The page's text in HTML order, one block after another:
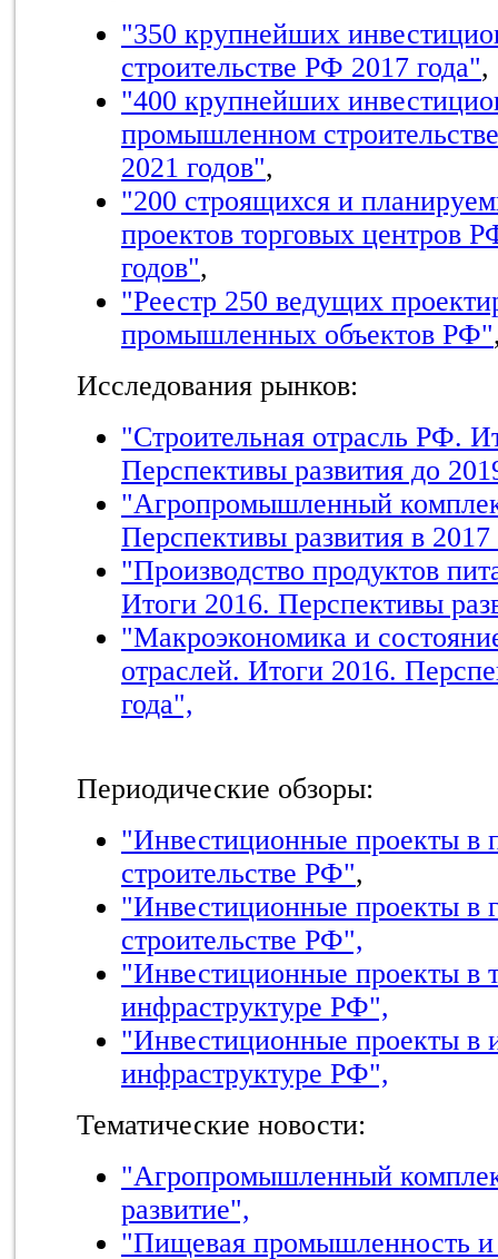
"350 крупнейших
строительстве РФ 2017 года",
"400 крупнейших
промышленном
2021 годов",
"200 строящихся и
проектов торговых центров
годов",
"Реестр 250 ведущих
промышленных объектов РФ"
Исследования рынков:
"Строительная отрасль РФ.
Перспективы развития до
"Агропромышленный
Перспективы развития в 2017
"Производство продуктов
Итоги 2016. Перспективы
"Макроэкономика и
отраслей. Итоги 2016.
года",
Периодические обзоры:
"Инвестиционные проекты
строительстве РФ",
"Инвестиционные проекты в
строительстве РФ",
"Инвестиционные проекты в
инфраструктуре РФ",
"Инвестиционные проекты в
инфраструктуре РФ",
Тематические новости:
"Агропромышленный
развитие",
"Пищевая промышленность и